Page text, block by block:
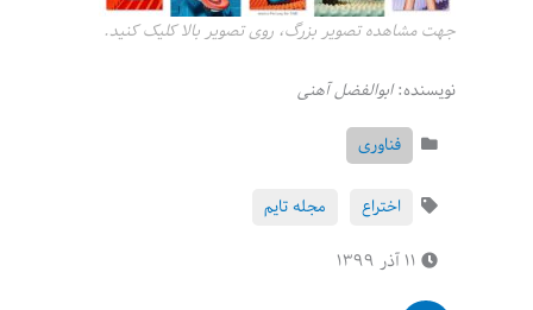
جهت مشاهده تصویر بزرگ، روی تصویر بالا کلیک کنید.
نویسنده:ابوالفضل آهنی
فناوری
اختراع
مجله تایم